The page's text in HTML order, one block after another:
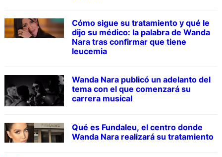
Cómo sigue su tratamiento y qué le
dijo su médico: la palabra de Wanda
Nara tras confirmar que tiene
leucemia
Wanda Nara publicó un adelanto del
tema con el que comenzará su
carrera musical
Qué es Fundaleu, el centro donde
Wanda Nara realizará su tratamiento